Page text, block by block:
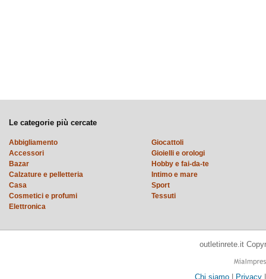
Le categorie più cercate
Abbigliamento
Accessori
Bazar
Calzature e pelletteria
Casa
Cosmetici e profumi
Elettronica
Giocattoli
Gioielli e orologi
Hobby e fai-da-te
Intimo e mare
Sport
Tessuti
outletinrete.it
Chi siamo | Privacy